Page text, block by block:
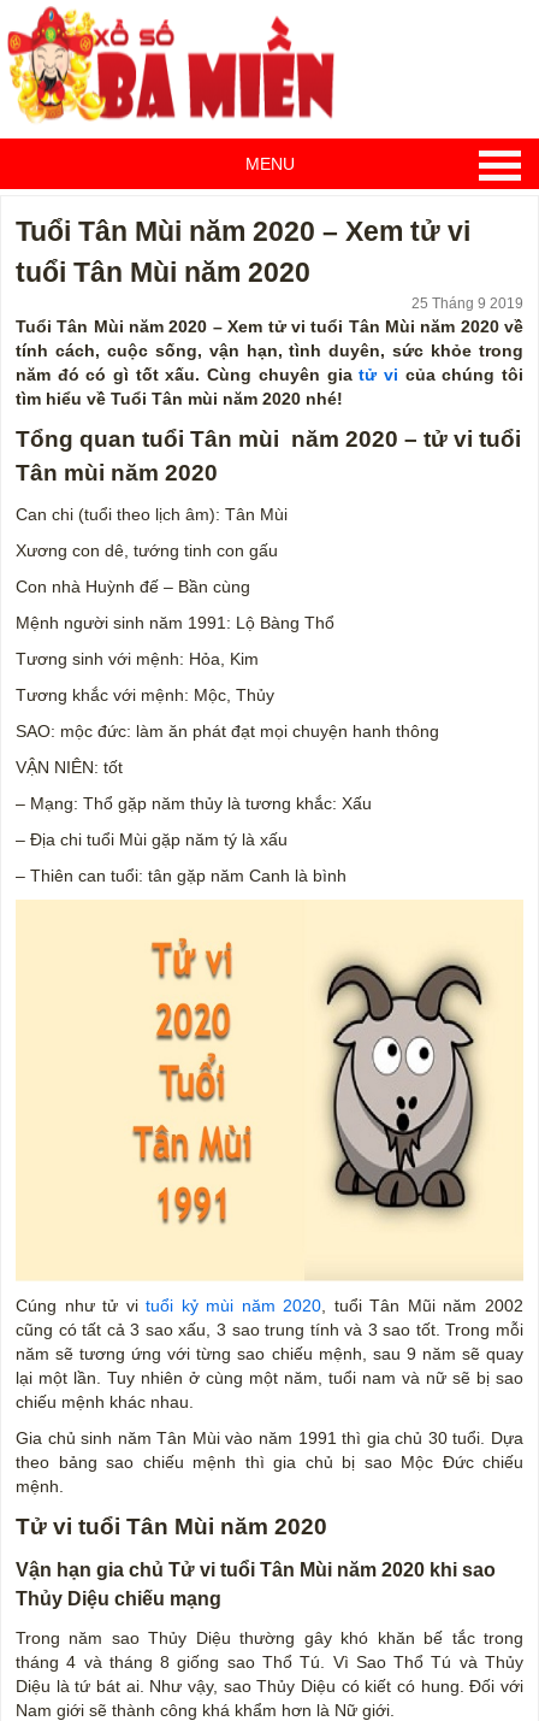
MENU
Tuổi Tân Mùi năm 2020 – Xem tử vi
tuổi Tân Mùi năm 2020
25 Tháng 9 2019
Tuổi Tân Mùi năm 2020 – Xem tử vi tuổi Tân Mùi năm 2020 về
tính cách, cuộc sống, vận hạn, tình duyên, sức khỏe trong
năm đó có gì tốt xấu. Cùng chuyên giatử vi của chúng tôi
tìm hiểu về Tuổi Tân mùi năm 2020 nhé!
Tổng quan tuổi Tân mùi năm 2020 – tử vi tuổi
Tân mùi năm 2020
Can chi (tuổi theo lịch âm): Tân Mùi
Xương con dê, tướng tinh con gấu
Con nhà Huỳnh đế – Bần cùng
Mệnh người sinh năm 1991: Lộ Bàng Thổ
Tương sinh với mệnh: Hỏa, Kim
Tương khắc với mệnh: Mộc, Thủy
SAO: mộc đức: làm ăn phát đạt mọi chuyện hanh thông
VẬN NIÊN: tốt
– Mạng: Thổ gặp năm thủy là tương khắc: Xấu
– Địa chi tuổi Mùi gặp năm tý là xấu
– Thiên can tuổi: tân gặp năm Canh là bình
Cúng như tử vituổi kỷ mùi năm 2020 , tuổi Tân Mũi năm 2002
cũng có tất cả 3 sao xấu, 3 sao trung tính và 3 sao tốt. Trong mỗi
năm sẽ tương ứng với từng sao chiếu mệnh, sau 9 năm sẽ quay
lại một lần. Tuy nhiên ở cùng một năm, tuổi nam và nữ sẽ bị sao
chiếu mệnh khác nhau.
Gia chủ sinh năm Tân Mùi vào năm 1991 thì gia chủ 30 tuổi. Dựa
theo bảng sao chiếu mệnh thì gia chủ bị sao Mộc Đức chiếu
mệnh.
Tử vi tuổi Tân Mùi năm 2020
Vận hạn gia chủ Tử vi tuổi Tân Mùi năm 2020 khi sao
Thủy Diệu chiếu mạng
Trong năm sao Thủy Diệu thường gây khó khăn bế tắc trong
tháng 4 và tháng 8 giống sao Thổ Tú. Vì Sao Thổ Tú và Thủy
Diệu là tứ bát ai. Như vậy, sao Thủy Diệu có kiết có hung. Đối với
Nam giới sẽ thành công khá khẩm hơn là Nữ giới.